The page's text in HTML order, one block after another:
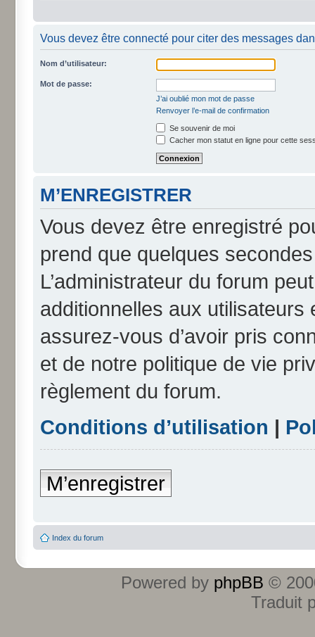
Vous devez être connecté pour citer des messages
Nom d’utilisateur:
Mot de passe:
J’ai oublié mon mot de passe
Renvoyer l’e-mail de confirmation
Se souvenir de moi
Cacher mon statut en ligne pour cette
M’ENREGISTRER
Vous devez être enregistré
prend que quelques
L’administrateur du forum
additionnelles aux
assurez-vous d’avoir pris
et de notre politique de vie
règlement du forum.
Conditions d’utilisation |
M’enregistrer
Index du forum
Powered by phpBB ©
Traduit